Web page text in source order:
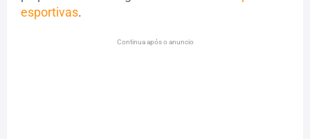
esportivas.
Continua após o anuncio